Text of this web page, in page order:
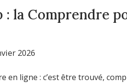
: la Comprendre
2026
en ligne : c’est être trouvé,